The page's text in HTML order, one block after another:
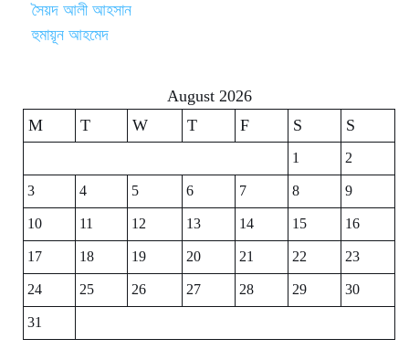
সৈয়দ আলী আহসান
হুমায়ূন আহমেদ
August 2026
M
T W T F S S
1
2
3
4 5 6 7 8
9
10
11 12 13 14 15
16
17
18 19 20 21 22
23
24
25 26 27 28 29
30
31